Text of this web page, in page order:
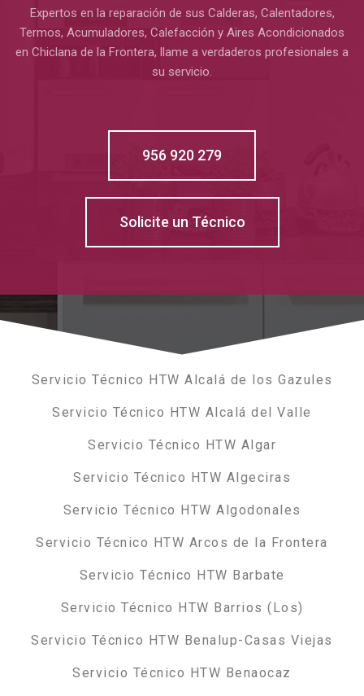
Expertos en la reparación de sus Calderas, Calentadores,
Termos, Acumuladores, Calefacción y Aires Acondicionados
en Chiclana de la Frontera, llame a verdaderos profesionales a
su servicio.
956 920 279
Solicite un Técnico
Servicio Técnico HTW Alcalá de los Gazules
Servicio Técnico HTW Alcalá del Valle
Servicio Técnico HTW Algar
Servicio Técnico HTW Algeciras
Servicio Técnico HTW Algodonales
Servicio Técnico HTW Arcos de la Frontera
Servicio Técnico HTW Barbate
Servicio Técnico HTW Barrios (Los)
Servicio Técnico HTW Benalup-Casas Viejas
Servicio Técnico HTW Benaocaz